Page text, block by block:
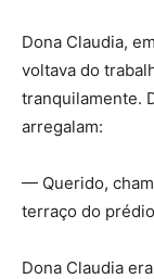
Dona Claudia,
voltava do
tranquilamente.
arregalam:
— Querido,
terraço do
Dona Claudia